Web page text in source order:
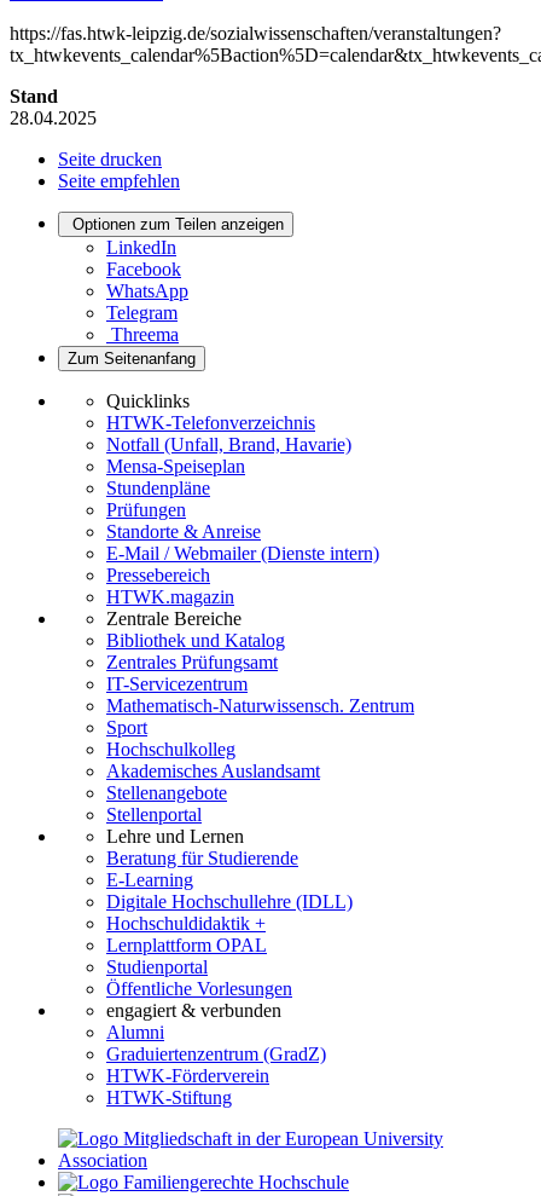
https://fas.htwk-leipzig.de/sozialwissenschaften/veranstaltungen?
Stand
28.04.2025
Seite drucken
Seite empfehlen
Optionen zum Teilen anzeigen
LinkedIn
Facebook
WhatsApp
Telegram
Threema
Zum Seitenanfang
Quicklinks
HTWK-Telefonverzeichnis
Notfall (Unfall, Brand, Havarie)
Mensa-Speiseplan
Stundenpläne
Prüfungen
Standorte & Anreise
E-Mail / Webmailer (Dienste intern)
Pressebereich
HTWK.magazin
Zentrale Bereiche
Bibliothek und Katalog
Zentrales Prüfungsamt
IT-Servicezentrum
Mathematisch-Naturwissensch. Zentrum
Sport
Hochschulkolleg
Akademisches Auslandsamt
Stellenangebote
Stellenportal
Lehre und Lernen
Beratung für Studierende
E-Learning
Digitale Hochschullehre (IDLL)
Hochschuldidaktik +
Lernplattform OPAL
Studienportal
Öffentliche Vorlesungen
engagiert & verbunden
Alumni
Graduiertenzentrum (GradZ)
HTWK-Förderverein
HTWK-Stiftung